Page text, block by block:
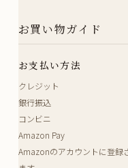
お買い物ガイド
お支払い方法
クレジット
銀行振込
コンビニ
Amazon Pay
Amazonのアカウントに登録